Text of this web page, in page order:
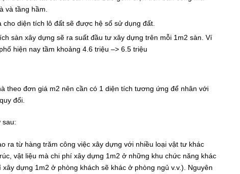
và tầng hầm.
diện tích lô đất sẽ được hệ số sử dụng đất.
sàn xây dựng sẽ ra suất đầu tư xây dựng trên mỗi 1m2 sàn. Ví
hiện nay tầm khoảng 4.6 triệu –> 6.5 triệu
theo đơn giá m2 nên cần có 1 diện tích tương ứng để nhân với
đổi.
sau:
ra từ hàng trăm công việc xây dựng với nhiều loại vật tư khác
vật liệu mà chi phí xây dựng 1m2 ở những khu chức năng khác
dựng 1m2 ở phòng khách sẽ khác ở phòng ngủ v.v.). Nguyên